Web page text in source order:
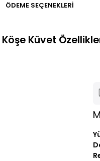
ÖDEME SEÇENEKLERI
Küvet